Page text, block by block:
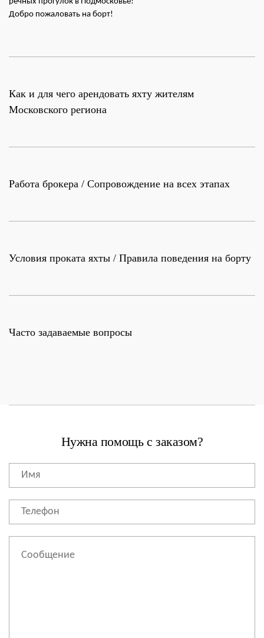
Добро пожаловать на борт!
Как и для чего арендовать яхту жителям
Московского региона
Работа брокера / Сопровождение на всех этапах
Условия проката яхты / Правила поведения на борту
Часто задаваемые вопросы
Нужна помощь с заказом?